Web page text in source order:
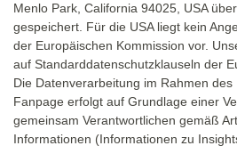
Menlo Park, California 94025, USA
gespeichert. Für die USA liegt kein
der Europäischen Kommission vor.
auf Standarddatenschutzklauseln der
Die Datenverarbeitung im Rahmen
Fanpage erfolgt auf Grundlage einer
gemeinsam Verantwortlichen gemäß
Informationen (Informationen zu